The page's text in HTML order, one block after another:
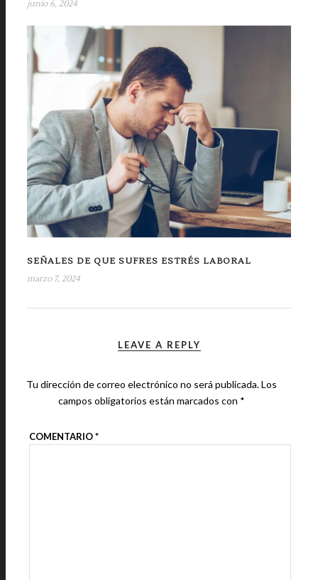
junio 6, 2024
SEÑALES DE QUE SUFRES ESTRÉS LABORAL
marzo 7, 2024
LEAVE A REPLY
Tu dirección de correo electrónico no será publicada.Los
campos obligatorios están marcados con *
COMENTARIO*